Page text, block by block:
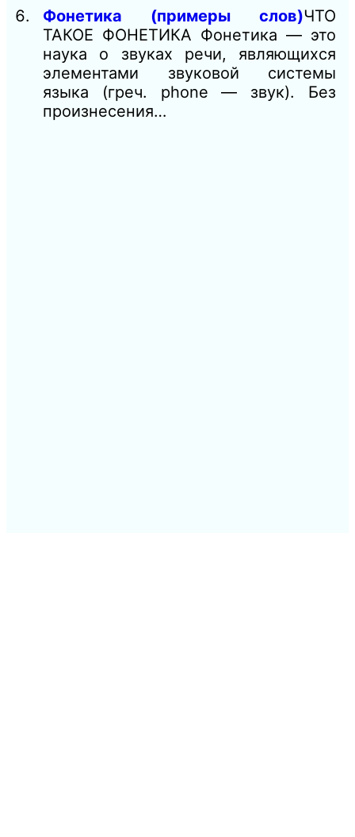
Фонетика (примеры слов)ЧТО
ТАКОЕ ФОНЕТИКА Фонетика — это
наука о звуках речи, являющихся
элементами звуковой системы
языка (греч. phone — звук). Без
произнесения…